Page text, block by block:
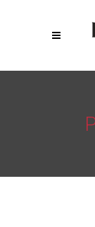
Le tue